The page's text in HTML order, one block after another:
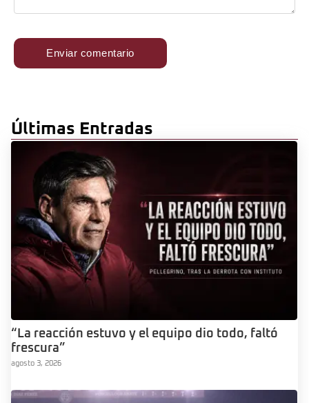
Últimas Entradas
“La reacción estuvo y el equipo dio todo, faltó
frescura”
agosto 3, 2026